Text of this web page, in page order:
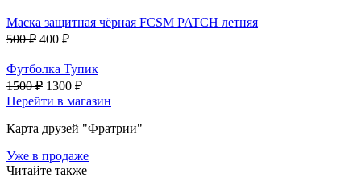
Маска защитная чёрная FCSM PATCH летняя
500 ₽ 400 ₽
Футболка Тупик
1500 ₽ 1300 ₽
Перейти в магазин
Карта друзей "Фратрии"
Уже в продаже
Читайте также